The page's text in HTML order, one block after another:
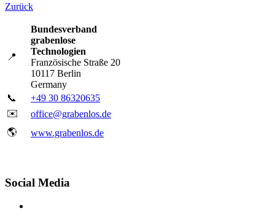
Zurück
📍
Bundesverband
grabenlose
Technologien
Französische Straße 20
10117 Berlin
Germany
📞
+49 30 86320635
✉️
office@grabenlos.de
🌎
www.grabenlos.de
Social Media